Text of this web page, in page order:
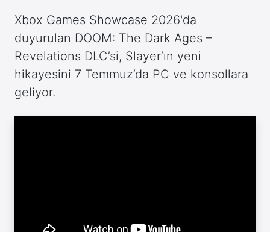
Xbox Games Showcase 2026'da
duyurulan DOOM: The Dark Ages –
Revelations DLC’si, Slayer’ın yeni
hikayesini 7 Temmuz’da PC ve konsollara
geliyor.